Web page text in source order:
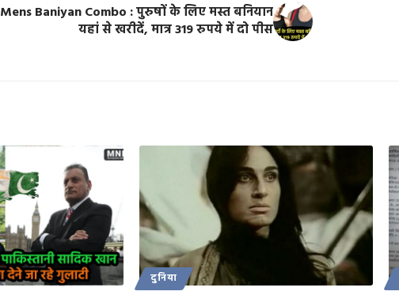
Mens Baniyan Combo : पुरुषों के लिए मस्त बनियान
यहां से खरीदें, मात्र 319 रुपये में दो पीस
दुनिया